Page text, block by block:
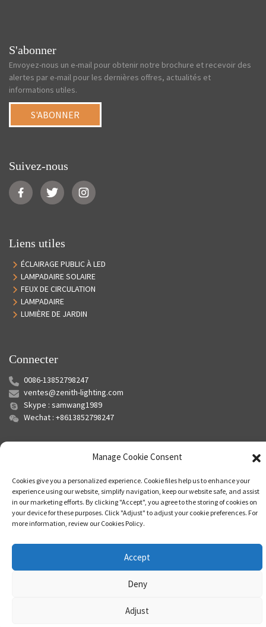
S'abonner
Envoyez-nous un e-mail pour obtenir notre brochure et recevoir des
alertes par e-mail pour les dernières offres, actualités et
informations utiles.
S'ABONNER
Suivez-nous
Liens utiles
ÉCLAIRAGE PUBLIC À LED
LAMPADAIRE SOLAIRE
FEUX DE CIRCULATION
LAMPADAIRE
LUMIÈRE DE JARDIN
Connecter
0086-13852798247
ventes@zenith-lighting.com
Skype : samwang1989
Wechat : +8613852798247
© Copyright - 2010-2024 : Tous droits réservés.Plan du site-Plan du
Recherche principale
Manage Cookie Consent
Cookies give you a personalized experience. Cookie files help us to enhance your
experience using our website, simplify navigation, keep our website safe, and assist
in our marketing efforts. By clicking "Accept", you agree to the storing of cookies on
your device for these purposes. Click "Adjust" to adjust your cookie preferences. For
more information, review our Cookies Policy.
Accept
Deny
Adjust